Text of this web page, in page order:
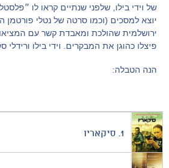
של וידי בילו, שלפני שנתיים קראו לו
יוצא למסכים (וכמו סרטה של נטלי
ירושלמית שהולכת ומאבדת קשר עם
פיצלו כהוגן את המבקרים. וידי בילו ורידלי
הנה הטבלה:
1. סיקאריו